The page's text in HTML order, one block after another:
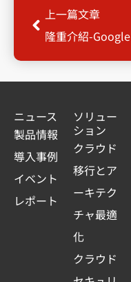
Prev
上一篇文章
ニュース
製品情報
導入事例
イベント
レポート
ソリュー
ション
クラウド
移行とア
ーキテク
チャ最適
化
クラウド